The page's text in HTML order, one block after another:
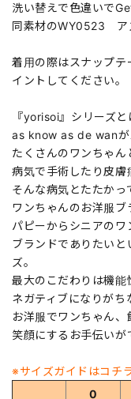
洗い替えで色違いで
同素材のWY0523 ア
着用の際はスナップテ
イントしてください。
『yorisoi』シリーズと
as know as de wanが
たくさんのワンちゃん
病気で手術したり皮膚
そんな病気とたたかっ
ワンちゃんのお洋服
パピーからシニアのワ
ブランドでありたい
ズ。
最大のこだわりは機能
ネガティブになりがち
お洋服でワンちゃん、
笑顔にするお手伝いが
※サイズガイドはコチ
0